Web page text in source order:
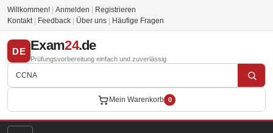
Willkommen! Anmelden
Registrieren
Kontakt
Feedback Über uns Häufige Fragen
DE Exam24.de
Prüfungsvorbereitung einfach und zuverlässig
Mein Warenkorb 0